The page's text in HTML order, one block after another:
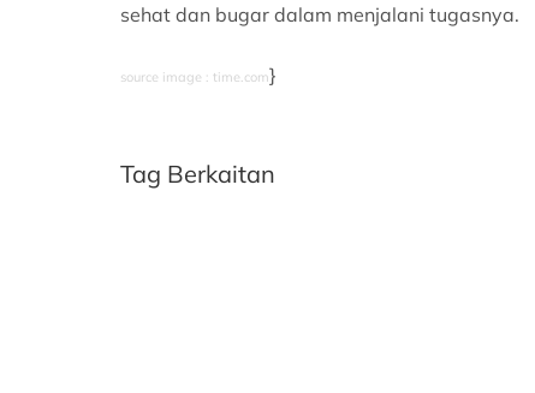
sehat dan bugar dalam menjalani tugasnya.
source image : time.com}
Tag Berkaitan